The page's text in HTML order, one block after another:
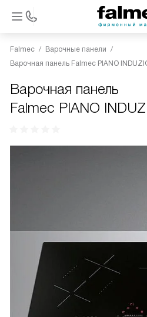
Falmec
Варочные панели
Варочная панель Falmec PIANO
Варочная панель
Falmec PIANO